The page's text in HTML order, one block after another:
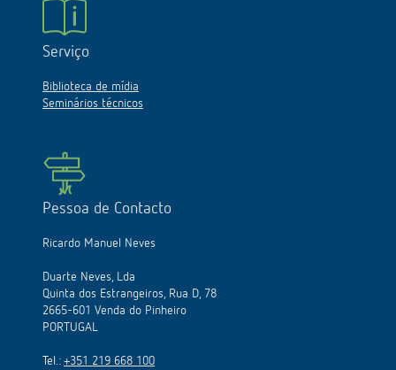
Serviço
Biblioteca de mídia
Seminários técnicos
Pessoa de Contacto
Ricardo Manuel Neves
Duarte Neves, Lda
Quinta dos Estrangeiros, Rua D, 78
2665-601 Venda do Pinheiro
PORTUGAL
Tel.: +351 219 668 100